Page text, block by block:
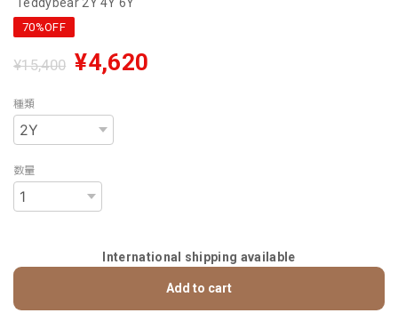
Teddybear 2Y 4Y 6Y
70%OFF
¥15,400 ¥4,620
種類
数量
International shipping available
Add to cart